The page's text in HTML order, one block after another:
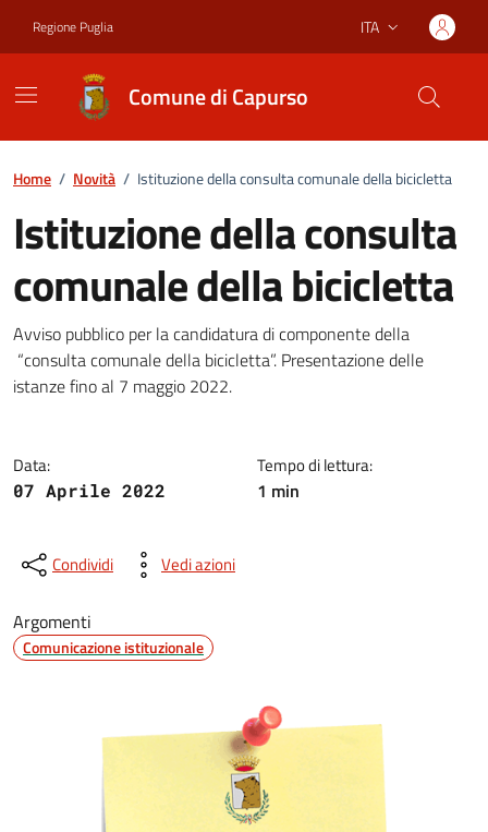
Regione Puglia Lingua attiva:
ITA
Comune di Capurso
Home / Novità / Istituzione della consulta comunale della bicicletta
Istituzione della consulta
comunale della bicicletta
Dettagli della notizia
Avviso pubblico per la candidatura di componente della
“consulta comunale della bicicletta”. Presentazione delle
istanze fino al 7 maggio 2022.
Data:
07 Aprile 2022
Tempo di lettura:
1 min
Condividi Vedi azioni
Argomenti
Comunicazione istituzionale